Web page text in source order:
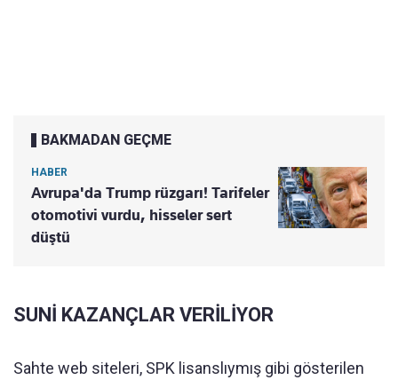
BAKMADAN GEÇME
HABER
Avrupa'da Trump rüzgarı! Tarifeler
otomotivi vurdu, hisseler sert
düştü
SUNİ KAZANÇLAR VERİLİYOR
Sahte web siteleri, SPK lisanslıymış gibi gösterilen